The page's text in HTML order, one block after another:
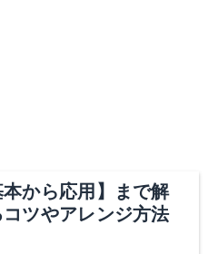
から応用】まで解
ツやアレンジ方法